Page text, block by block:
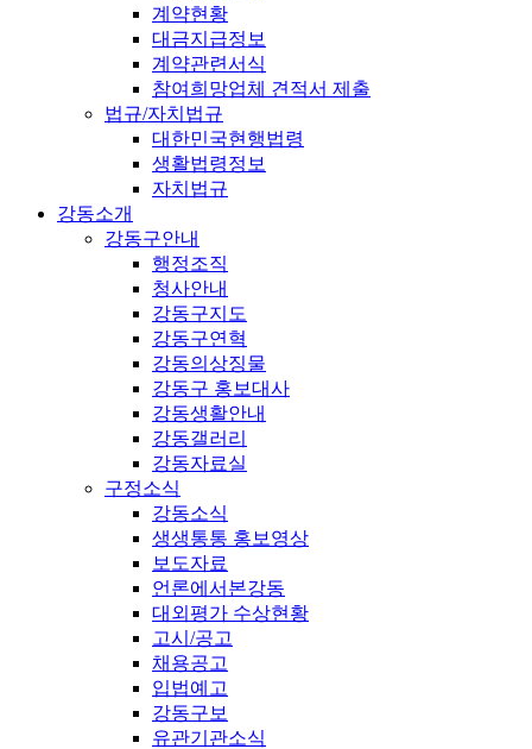
계약현황
대금지급정보
계약관련서식
참여희망업체 견적서 제출
법규/자치법규
대한민국현행법령
생활법령정보
자치법규
강동소개
강동구안내
행정조직
청사안내
강동구지도
강동구연혁
강동의상징물
강동구 홍보대사
강동생활안내
강동갤러리
강동자료실
구정소식
강동소식
생생통통 홍보영상
보도자료
언론에서본강동
대외평가 수상현황
고시/공고
채용공고
입법예고
강동구보
유관기관소식